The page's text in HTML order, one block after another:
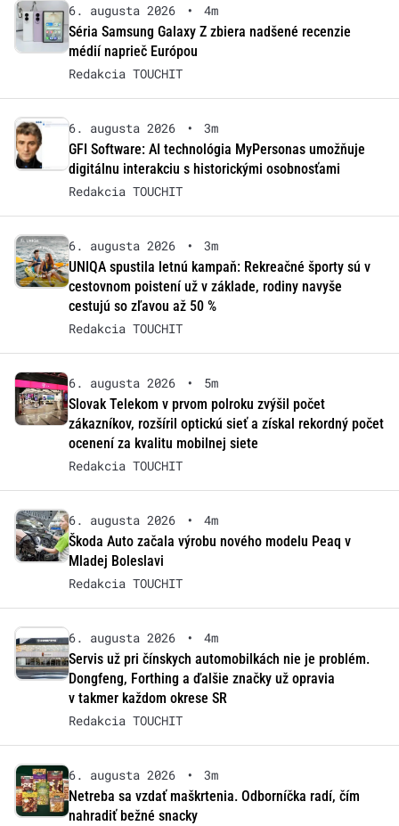
6. augusta 2026 •
4m
Séria Samsung Galaxy Z zbiera nadšené recenzie
médií naprieč Európou
Redakcia TOUCHIT
6. augusta 2026 •
3m
GFI Software: AI technológia MyPersonas umožňuje
digitálnu interakciu s historickými osobnosťami
Redakcia TOUCHIT
6. augusta 2026 •
3m
UNIQA spustila letnú kampaň: Rekreačné športy sú v
cestovnom poistení už v základe, rodiny navyše
cestujú so zľavou až 50 %
Redakcia TOUCHIT
6. augusta 2026 •
5m
Slovak Telekom v prvom polroku zvýšil počet
zákazníkov, rozšíril optickú sieť a získal rekordný počet
ocenení za kvalitu mobilnej siete
Redakcia TOUCHIT
6. augusta 2026 •
4m
Škoda Auto začala výrobu nového modelu Peaq v
Mladej Boleslavi
Redakcia TOUCHIT
6. augusta 2026 •
4m
Servis už pri čínskych automobilkách nie je problém.
Dongfeng, Forthing a ďalšie značky už opravia
v takmer každom okrese SR
Redakcia TOUCHIT
6. augusta 2026 •
3m
Netreba sa vzdať maškrtenia. Odborníčka radí, čím
nahradiť bežné snacky